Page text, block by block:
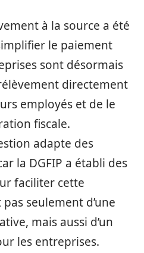
à la source a été
le paiement
sont désormais
directement
employés et de le
fiscale.
adapte des
la DGFIP a établi des
faciliter cette
seulement d’une
mais aussi d’un
les entreprises.